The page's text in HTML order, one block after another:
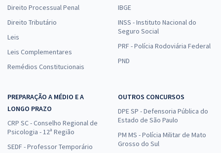
Direito Processual Penal
Direito Tributário
Leis
Leis Complementares
Remédios Constitucionais
IBGE
INSS - Instituto Nacional do
Seguro Social
PRF - Polícia Rodoviária Federal
PND
PREPARAÇÃO A MÉDIO E A
LONGO PRAZO
CRP SC - Conselho Regional de
Psicologia - 12ª Região
SEDF - Professor Temporário
OUTROS CONCURSOS
DPE SP - Defensoria Pública do
Estado de São Paulo
PM MS - Polícia Militar de Mato
Grosso do Sul